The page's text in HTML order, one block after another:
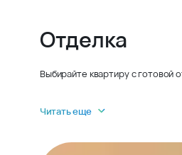
Отделка
Выбирайте квартиру с готовой
Читать еще